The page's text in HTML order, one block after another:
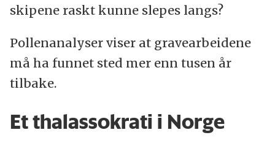
skipene raskt kunne slepes langs?
Pollenanalyser viser at gravearbeidene
må ha funnet sted mer enn tusen år
tilbake.
Et thalassokrati i Norge